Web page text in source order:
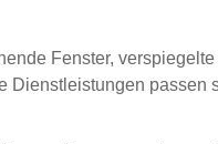
Fenster,
passen